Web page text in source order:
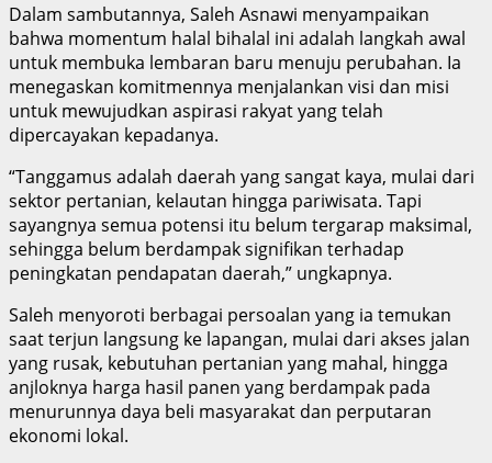
Dalam sambutannya, Saleh Asnawi menyampaikan
bahwa momentum halal bihalal ini adalah langkah awal
untuk membuka lembaran baru menuju perubahan. Ia
menegaskan komitmennya menjalankan visi dan misi
untuk mewujudkan aspirasi rakyat yang telah
dipercayakan kepadanya.
“Tanggamus adalah daerah yang sangat kaya, mulai dari
sektor pertanian, kelautan hingga pariwisata. Tapi
sayangnya semua potensi itu belum tergarap maksimal,
sehingga belum berdampak signifikan terhadap
peningkatan pendapatan daerah,” ungkapnya.
Saleh menyoroti berbagai persoalan yang ia temukan
saat terjun langsung ke lapangan, mulai dari akses jalan
yang rusak, kebutuhan pertanian yang mahal, hingga
anjloknya harga hasil panen yang berdampak pada
menurunnya daya beli masyarakat dan perputaran
ekonomi lokal.